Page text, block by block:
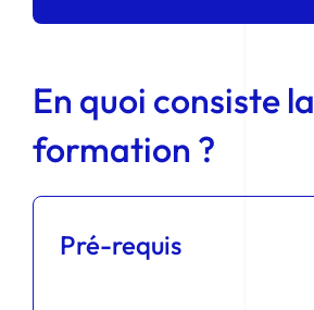
En quoi consiste la
formation ?
Pré-requis